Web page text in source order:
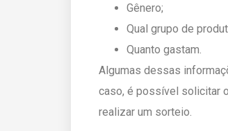
Gênero;
Qual grupo de
Quanto gastam.
Algumas dessas
caso, é possível solicitar
realizar um sorteio.